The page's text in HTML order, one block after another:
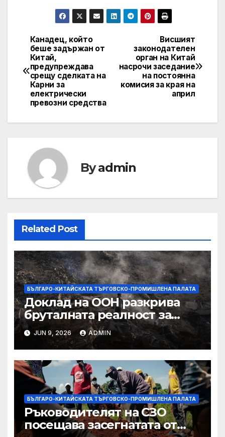
Post
navigation
Висшият
законодателен
орган на Китай
насрочи заседание
на постоянна
комисия за края на
април
Канадец, който
беше задържан от
Китай,
предупреждава
срещу сделката на
Карни за
електрически
превозни средства
Byadmin
Related Post
БЪЛГАРО-КИТАЙСКАТА ТЪРГОВСКО-ПРОМИШЛЕНА ПАЛАТА
Доклад на ООН разкрива
бруталната реалност за
палестинците в Газа,
Западния бряг
JUN 9, 2026 ADMIN
БЪЛГАРО-КИТАЙСКАТА ТЪРГОВСКО-ПРОМИШЛЕНА ПАЛАТА
Ръководителят на СЗО
посещава засегнатата от